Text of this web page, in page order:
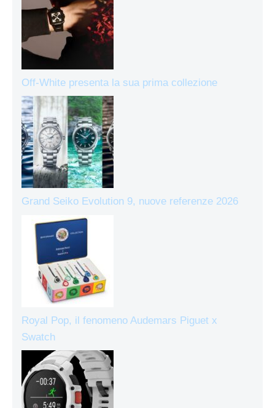
Off-White presenta la sua prima collezione
Grand Seiko Evolution 9, nuove referenze 2026
Royal Pop, il fenomeno Audemars Piguet x
Swatch